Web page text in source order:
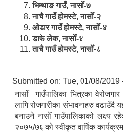
भिम्थाङ गाउँ, नासोँ-७
नाचै गाउँ होमस्टे, नासोँ-२
ओ‍‍‌डार गाउँ होमस्टे, नासोँ-४
डाफे लेक, नासोँ-४
ताचै गाउँ होमस्टे, नासोँ-८
Submitted on: Tue, 01/08/2019
नासोँ गाउँपालिका भित्रका
लागि रोजगारीका स‌ंभावनाहरु वढाउँदै
बनाउने नासोँ गाउँपालिकाको लक्ष्य
२०७५/७६ को स्वीकृत वार्षिक